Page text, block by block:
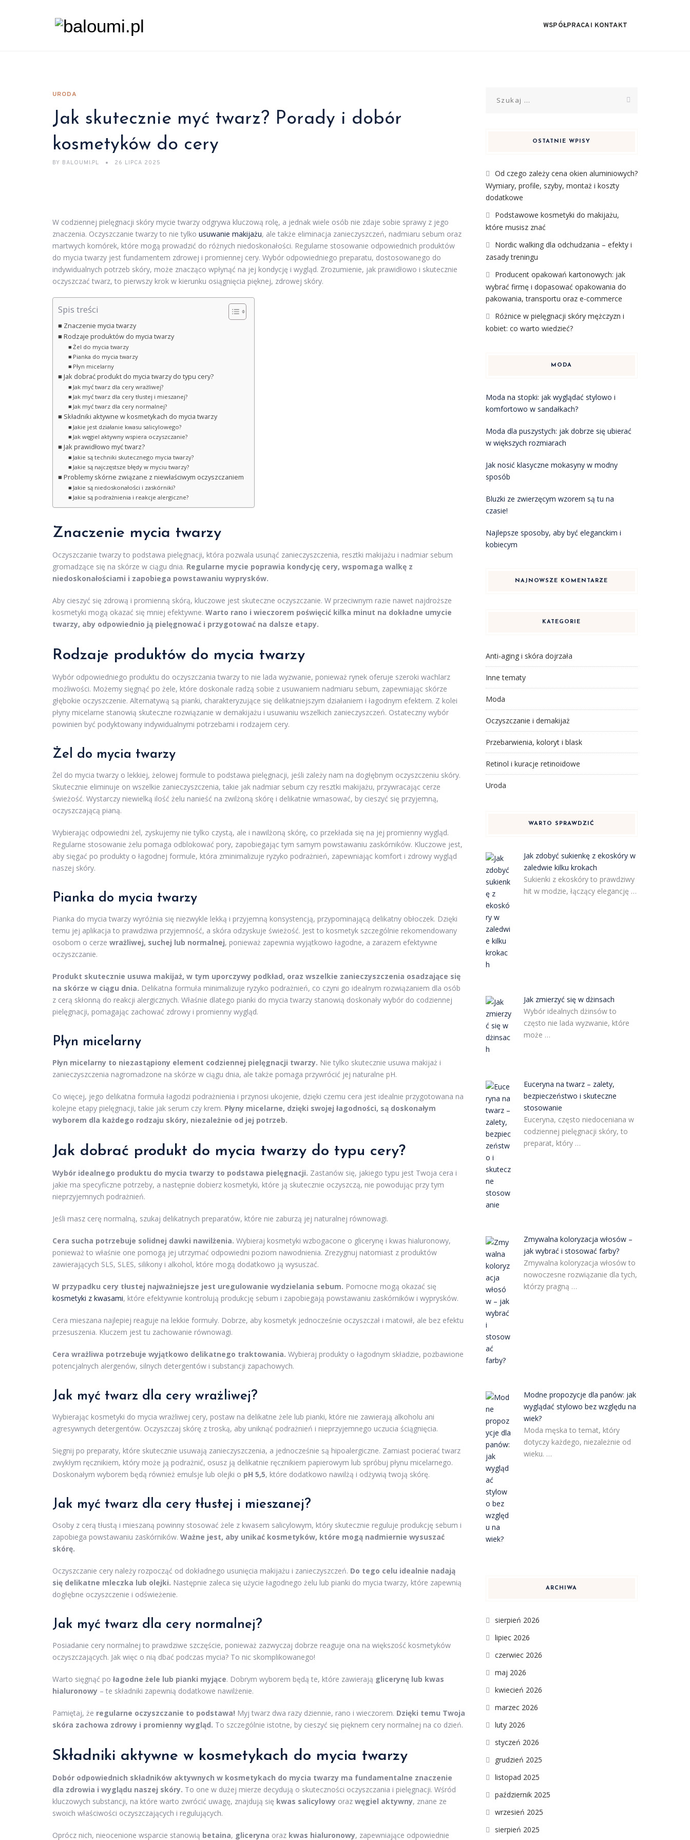
WSPÓŁPRACA I KONTAKT
URODA
Jak skutecznie myć twarz? Porady i dobór
kosmetyków do cery
BY BALOUMI.PL 26 LIPCA 2025
W codziennej pielęgnacji skóry mycie twarzy odgrywa kluczową rolę, a jednak wiele osób nie zdaje sobie sprawy z jego
znaczenia. Oczyszczanie twarzy to nie tylko usuwanie makijażu, ale także eliminacja zanieczyszczeń, nadmiaru sebum oraz
martwych komórek, które mogą prowadzić do różnych niedoskonałości. Regularne stosowanie odpowiednich produktów
do mycia twarzy jest fundamentem zdrowej i promiennej cery. Wybór odpowiedniego preparatu, dostosowanego do
indywidualnych potrzeb skóry, może znacząco wpłynąć na jej kondycję i wygląd. Zrozumienie, jak prawidłowo i skutecznie
oczyszczać twarz, to pierwszy krok w kierunku osiągnięcia pięknej, zdrowej skóry.
Spis treści
Znaczenie mycia twarzy
Rodzaje produktów do mycia twarzy
Żel do mycia twarzy
Pianka do mycia twarzy
Płyn micelarny
Jak dobrać produkt do mycia twarzy do typu cery?
Jak myć twarz dla cery wrażliwej?
Jak myć twarz dla cery tłustej i mieszanej?
Jak myć twarz dla cery normalnej?
Składniki aktywne w kosmetykach do mycia twarzy
Jakie jest działanie kwasu salicylowego?
Jak węgiel aktywny wspiera oczyszczanie?
Jak prawidłowo myć twarz?
Jakie są techniki skutecznego mycia twarzy?
Jakie są najczęstsze błędy w myciu twarzy?
Problemy skórne związane z niewłaściwym oczyszczaniem
Jakie są niedoskonałości i zaskórniki?
Jakie są podrażnienia i reakcje alergiczne?
Znaczenie mycia twarzy
Oczyszczanie twarzy to podstawa pielęgnacji, która pozwala usunąć zanieczyszczenia, resztki makijażu i nadmiar sebum
gromadzące się na skórze w ciągu dnia. Regularne mycie poprawia kondycję cery, wspomaga walkę z
niedoskonałościami i zapobiega powstawaniu wyprysków.
Aby cieszyć się zdrową i promienną skórą, kluczowe jest skuteczne oczyszczanie. W przeciwnym razie nawet najdroższe
kosmetyki mogą okazać się mniej efektywne. Warto rano i wieczorem poświęcić kilka minut na dokładne umycie
twarzy, aby odpowiednio ją pielęgnować i przygotować na dalsze etapy.
Rodzaje produktów do mycia twarzy
Wybór odpowiedniego produktu do oczyszczania twarzy to nie lada wyzwanie, ponieważ rynek oferuje szeroki wachlarz
możliwości. Możemy sięgnąć po żele, które doskonale radzą sobie z usuwaniem nadmiaru sebum, zapewniając skórze
głębokie oczyszczenie. Alternatywą są pianki, charakteryzujące się delikatniejszym działaniem i łagodnym efektem. Z kolei
płyny micelarne stanowią skuteczne rozwiązanie w demakijażu i usuwaniu wszelkich zanieczyszczeń. Ostateczny wybór
powinien być podyktowany indywidualnymi potrzebami i rodzajem cery.
Żel do mycia twarzy
Żel do mycia twarzy o lekkiej, żelowej formule to podstawa pielęgnacji, jeśli zależy nam na dogłębnym oczyszczeniu skóry.
Skutecznie eliminuje on wszelkie zanieczyszczenia, takie jak nadmiar sebum czy resztki makijażu, przywracając cerze
świeżość. Wystarczy niewielką ilość żelu nanieść na zwilżoną skórę i delikatnie wmasować, by cieszyć się przyjemną,
oczyszczającą pianą.
Wybierając odpowiedni żel, zyskujemy nie tylko czystą, ale i nawilżoną skórę, co przekłada się na jej promienny wygląd.
Regularne stosowanie żelu pomaga odblokować pory, zapobiegając tym samym powstawaniu zaskórników. Kluczowe jest,
aby sięgać po produkty o łagodnej formule, która zminimalizuje ryzyko podrażnień, zapewniając komfort i zdrowy wygląd
naszej skóry.
Pianka do mycia twarzy
Pianka do mycia twarzy wyróżnia się niezwykle lekką i przyjemną konsystencją, przypominającą delikatny obłoczek. Dzięki
temu jej aplikacja to prawdziwa przyjemność, a skóra odzyskuje świeżość. Jest to kosmetyk szczególnie rekomendowany
osobom o cerze wrażliwej, suchej lub normalnej, ponieważ zapewnia wyjątkowo łagodne, a zarazem efektywne
oczyszczanie.
Produkt skutecznie usuwa makijaż, w tym uporczywy podkład, oraz wszelkie zanieczyszczenia osadzające się
na skórze w ciągu dnia. Delikatna formuła minimalizuje ryzyko podrażnień, co czyni go idealnym rozwiązaniem dla osób
z cerą skłonną do reakcji alergicznych. Właśnie dlatego pianki do mycia twarzy stanowią doskonały wybór do codziennej
pielęgnacji, pomagając zachować zdrowy i promienny wygląd.
Płyn micelarny
Płyn micelarny to niezastąpiony element codziennej pielęgnacji twarzy. Nie tylko skutecznie usuwa makijaż i
zanieczyszczenia nagromadzone na skórze w ciągu dnia, ale także pomaga przywrócić jej naturalne pH.
Co więcej, jego delikatna formuła łagodzi podrażnienia i przynosi ukojenie, dzięki czemu cera jest idealnie przygotowana na
kolejne etapy pielęgnacji, takie jak serum czy krem. Płyny micelarne, dzięki swojej łagodności, są doskonałym
wyborem dla każdego rodzaju skóry, niezależnie od jej potrzeb.
Jak dobrać produkt do mycia twarzy do typu cery?
Wybór idealnego produktu do mycia twarzy to podstawa pielęgnacji. Zastanów się, jakiego typu jest Twoja cera i
jakie ma specyficzne potrzeby, a następnie dobierz kosmetyki, które ją skutecznie oczyszczą, nie powodując przy tym
nieprzyjemnych podrażnień.
Jeśli masz cerę normalną, szukaj delikatnych preparatów, które nie zaburzą jej naturalnej równowagi.
Cera sucha potrzebuje solidnej dawki nawilżenia. Wybieraj kosmetyki wzbogacone o glicerynę i kwas hialuronowy,
ponieważ to właśnie one pomogą jej utrzymać odpowiedni poziom nawodnienia. Zrezygnuj natomiast z produktów
zawierających SLS, SLES, silikony i alkohol, które mogą dodatkowo ją wysuszać.
W przypadku cery tłustej najważniejsze jest uregulowanie wydzielania sebum. Pomocne mogą okazać się
kosmetyki z kwasami, które efektywnie kontrolują produkcję sebum i zapobiegają powstawaniu zaskórników i wyprysków.
Cera mieszana najlepiej reaguje na lekkie formuły. Dobrze, aby kosmetyk jednocześnie oczyszczał i matowił, ale bez efektu
przesuszenia. Kluczem jest tu zachowanie równowagi.
Cera wrażliwa potrzebuje wyjątkowo delikatnego traktowania. Wybieraj produkty o łagodnym składzie, pozbawione
potencjalnych alergenów, silnych detergentów i substancji zapachowych.
Jak myć twarz dla cery wrażliwej?
Wybierając kosmetyki do mycia wrażliwej cery, postaw na delikatne żele lub pianki, które nie zawierają alkoholu ani
agresywnych detergentów. Oczyszczaj skórę z troską, aby uniknąć podrażnień i nieprzyjemnego uczucia ściągnięcia.
Sięgnij po preparaty, które skutecznie usuwają zanieczyszczenia, a jednocześnie są hipoalergiczne. Zamiast pocierać twarz
zwykłym ręcznikiem, który może ją podrażnić, osusz ją delikatnie ręcznikiem papierowym lub spróbuj płynu micelarnego.
Doskonałym wyborem będą również emulsje lub olejki o pH 5,5, które dodatkowo nawilżą i odżywią twoją skórę.
Jak myć twarz dla cery tłustej i mieszanej?
Osoby z cerą tłustą i mieszaną powinny stosować żele z kwasem salicylowym, który skutecznie reguluje produkcję sebum i
zapobiega powstawaniu zaskórników. Ważne jest, aby unikać kosmetyków, które mogą nadmiernie wysuszać
skórę.
Oczyszczanie cery należy rozpocząć od dokładnego usunięcia makijażu i zanieczyszczeń. Do tego celu idealnie nadają
się delikatne mleczka lub olejki. Następnie zaleca się użycie łagodnego żelu lub pianki do mycia twarzy, które zapewnią
dogłębne oczyszczenie i odświeżenie.
Jak myć twarz dla cery normalnej?
Posiadanie cery normalnej to prawdziwe szczęście, ponieważ zazwyczaj dobrze reaguje ona na większość kosmetyków
oczyszczających. Jak więc o nią dbać podczas mycia? To nic skomplikowanego!
Warto sięgnąć po łagodne żele lub pianki myjące. Dobrym wyborem będą te, które zawierają glicerynę lub kwas
hialuronowy – te składniki zapewnią dodatkowe nawilżenie.
Pamiętaj, że regularne oczyszczanie to podstawa! Myj twarz dwa razy dziennie, rano i wieczorem. Dzięki temu Twoja
skóra zachowa zdrowy i promienny wygląd. To szczególnie istotne, by cieszyć się pięknem cery normalnej na co dzień.
Składniki aktywne w kosmetykach do mycia twarzy
Dobór odpowiednich składników aktywnych w kosmetykach do mycia twarzy ma fundamentalne znaczenie
dla zdrowia i wyglądu naszej skóry. To one w dużej mierze decydują o skuteczności oczyszczania i pielęgnacji. Wśród
kluczowych substancji, na które warto zwrócić uwagę, znajdują się kwas salicylowy oraz węgiel aktywny, znane ze
swoich właściwości oczyszczających i regulujących.
Oprócz nich, nieocenione wsparcie stanowią betaina, gliceryna oraz kwas hialuronowy, zapewniające odpowiednie
OSTATNIE WPISY
Od czego zależy cena okien aluminiowych?
Wymiary, profile, szyby, montaż i koszty
dodatkowe
Podstawowe kosmetyki do makijażu,
które musisz znać
Nordic walking dla odchudzania – efekty i
zasady treningu
Producent opakowań kartonowych: jak
wybrać firmę i dopasować opakowania do
pakowania, transportu oraz e-commerce
Różnice w pielęgnacji skóry mężczyzn i
kobiet: co warto wiedzieć?
MODA
Moda na stopki: jak wyglądać stylowo i
komfortowo w sandałkach?
Moda dla puszystych: jak dobrze się ubierać
w większych rozmiarach
Jak nosić klasyczne mokasyny w modny
sposób
Bluzki ze zwierzęcym wzorem są tu na
czasie!
Najlepsze sposoby, aby być eleganckim i
kobiecym
NAJNOWSZE KOMENTARZE
KATEGORIE
Anti-aging i skóra dojrzała
Inne tematy
Moda
Oczyszczanie i demakijaż
Przebarwienia, koloryt i blask
Retinol i kuracje retinoidowe
Uroda
WARTO SPRAWDZIĆ
Jak zdobyć sukienkę z ekoskóry w
zaledwie kilku krokach
Sukienki z ekoskóry to prawdziwy
hit w modzie, łączący elegancję …
Jak zmierzyć się w dżinsach
Wybór idealnych dżinsów to
często nie lada wyzwanie, które
może …
Euceryna na twarz – zalety,
bezpieczeństwo i skuteczne
stosowanie
Euceryna, często niedoceniana w
codziennej pielęgnacji skóry, to
preparat, który …
Zmywalna koloryzacja włosów –
jak wybrać i stosować farby?
Zmywalna koloryzacja włosów to
nowoczesne rozwiązanie dla tych,
którzy pragną …
Modne propozycje dla panów: jak
wyglądać stylowo bez względu na
wiek?
Moda męska to temat, który
dotyczy każdego, niezależnie od
wieku. …
ARCHIWA
sierpień 2026
lipiec 2026
czerwiec 2026
maj 2026
kwiecień 2026
marzec 2026
luty 2026
styczeń 2026
grudzień 2025
listopad 2025
październik 2025
wrzesień 2025
sierpień 2025